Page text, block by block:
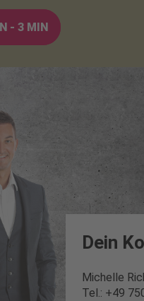
- 3 MIN
Dein
Michelle
Tel.: +49